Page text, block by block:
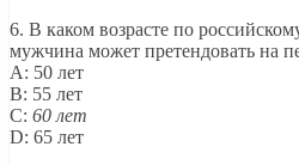
6. В каком возрасте по
мужчина может претендовать на
A: 50 лет
B: 55 лет
C: 60 лет
D: 65 лет